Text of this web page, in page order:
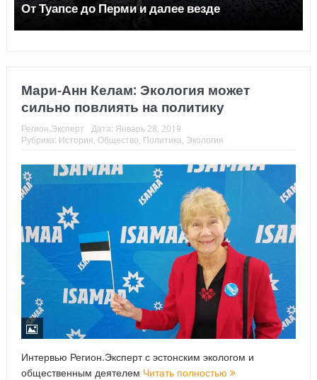
От Туапсе до Перми и далее везде
Мари-Анн Келам: Экология может
сильно повлиять на политику
Регион.Эксперт Дата: Январь 28, 2019
Рубрика: История Общество Политика Экология
Интервью Регион.Эксперт с эстонским экологом и
общественным деятелем Читать полностью